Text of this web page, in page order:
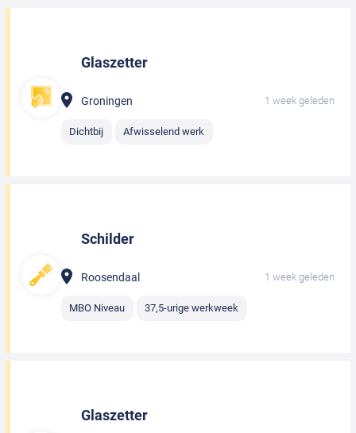
Glaszetter
Groningen 1 week geleden
Dichtbij Afwisselend werk
Schilder
Roosendaal 1 week geleden
MBO Niveau 37,5-urige werkweek
Glaszetter